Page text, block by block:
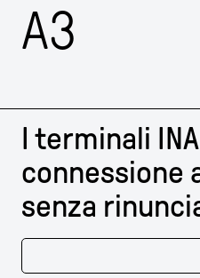
A3
I terminali
connessione
senza